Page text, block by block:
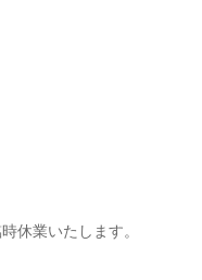
休業いたします。